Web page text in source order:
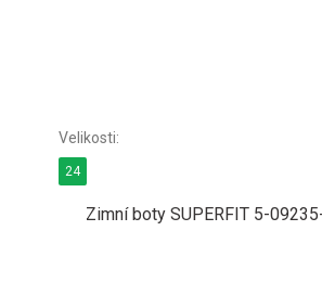
Zimní boty SUPERFIT 5-
24